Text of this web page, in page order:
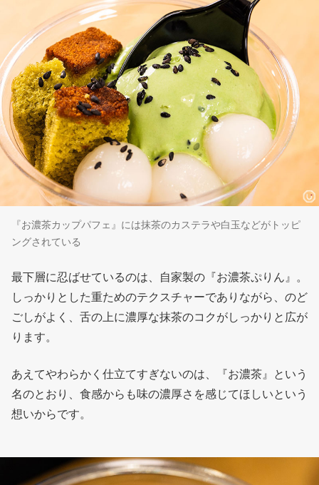
『お濃茶カップパフェ』には抹茶のカステラや白玉などがトッピ
ングされている
最下層に忍ばせているのは、自家製の『お濃茶ぷりん』。
しっかりとした重ためのテクスチャーでありながら、のど
ごしがよく、舌の上に濃厚な抹茶のコクがしっかりと広が
ります。
あえてやわらかく仕立てすぎないのは、『お濃茶』という
名のとおり、食感からも味の濃厚さを感じてほしいという
想いからです。